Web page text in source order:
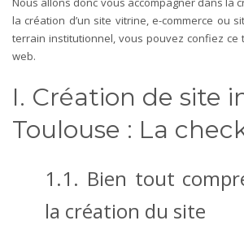
la création d’un site vitrine, e-commerce ou
terrain institutionnel, vous pouvez confiez ce
web.
I. Création de site
Toulouse : La
1.1. Bien tout
la création du site